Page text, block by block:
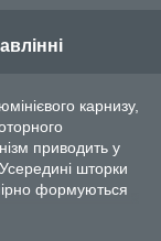
карнизу,
приводить у
шторки
формуються
вшита